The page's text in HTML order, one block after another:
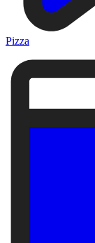
Pizza